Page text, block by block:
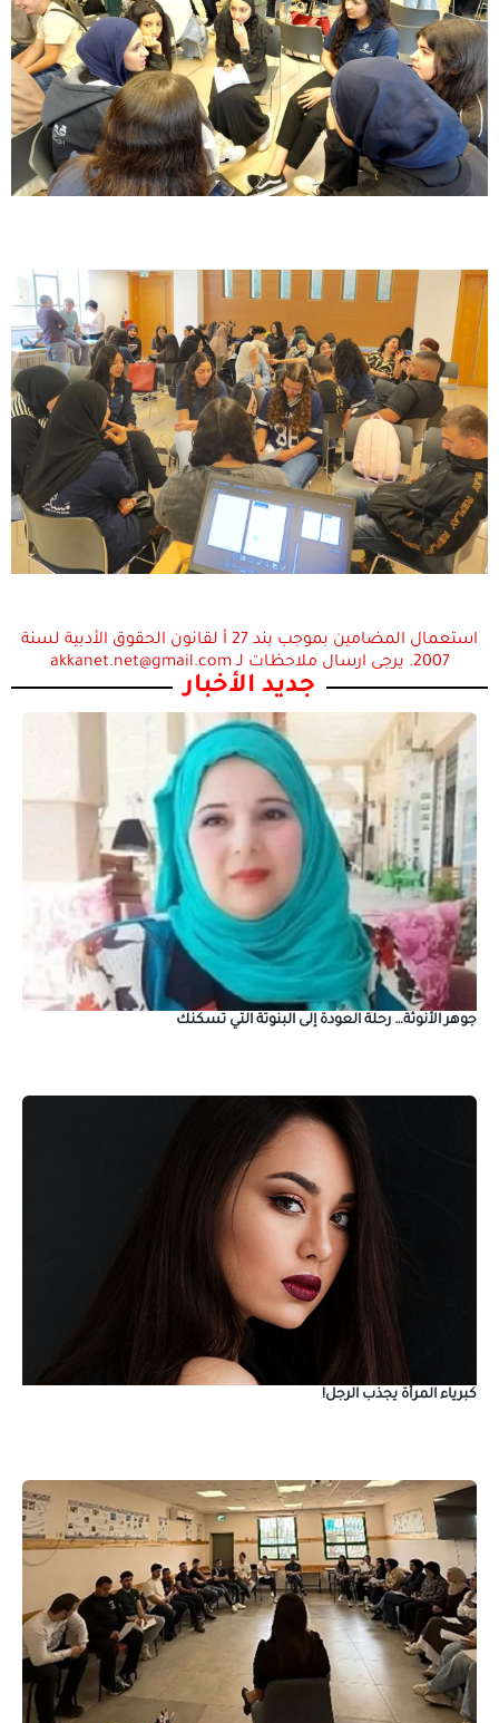
استعمال المضامين بموجب بند 27 أ لقانون الحقوق الأدبية لسنة
2007. يرجى ارسال ملاحظات لـ akkanet.net@gmail.com
جديد الأخبار
جوهر الأنوثة… رحلة العودة إلى البنوتة التي تسكنك
كبرياء المرأة يجذب الرجل!